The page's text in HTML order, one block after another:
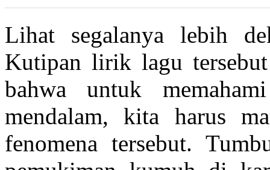
Lihat segalanya lebih
Kutipan lirik lagu tersebut
bahwa untuk
mendalam, kita harus
fenomena tersebut.